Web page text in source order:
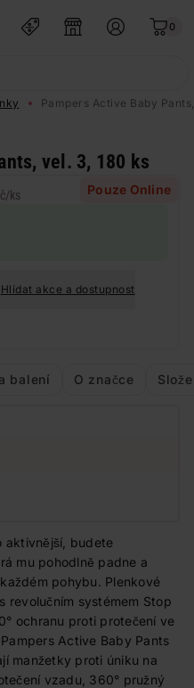
0
Pampers Active Baby
vel. 3, 180 ks
Pouze Online
/ks
Hlídat akce a dostupnost
balení O značce
aktivnější, budete
mu pohodlně padne a
pohybu. Plenkové
revolučním systémem Stop
ochranu proti protečení ve
Active Baby Pants
manžetky proti úniku na
vzadu, 360° pružný